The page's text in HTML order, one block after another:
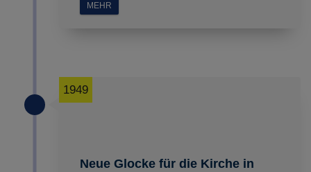
MEHR
Neue Glocke für die Kirche in
1949